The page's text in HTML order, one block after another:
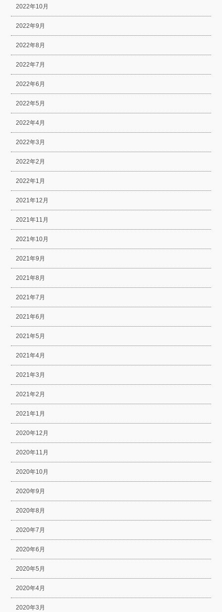
2022年10月
2022年9月
2022年8月
2022年7月
2022年6月
2022年5月
2022年4月
2022年3月
2022年2月
2022年1月
2021年12月
2021年11月
2021年10月
2021年9月
2021年8月
2021年7月
2021年6月
2021年5月
2021年4月
2021年3月
2021年2月
2021年1月
2020年12月
2020年11月
2020年10月
2020年9月
2020年8月
2020年7月
2020年6月
2020年5月
2020年4月
2020年3月